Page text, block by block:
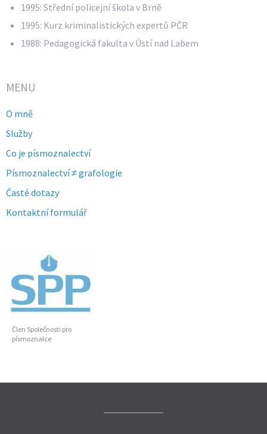
1995: Střední policejní škola v Brně
1995: Kurz kriminalistických expertů PČR
1988: Pedagogická fakulta v Ústí nad Labem
MENU
O mně
Služby
Co je písmoznalectví
Písmoznalectví ≠ grafologie
Časté dotazy
Kontaktní formulář
Člen Společnosti pro
písmoznalce